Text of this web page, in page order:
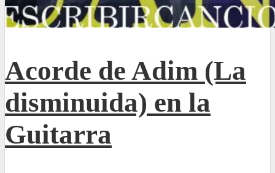
Acorde de Adim (La
disminuida) en la
Guitarra